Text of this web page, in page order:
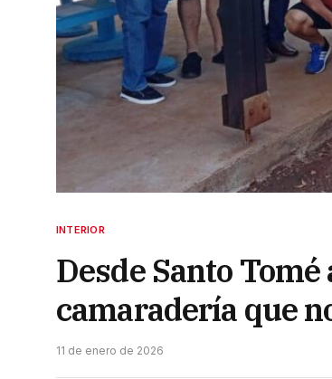
INTERIOR
Desde Santo
camaradería que
11 de enero de 2026